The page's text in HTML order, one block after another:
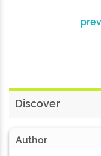
Discover
Author